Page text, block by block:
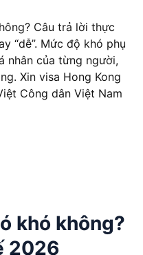
Câu trả lời thực
“dễ”. Mức độ khó phụ
nhân của từng người,
Xin visa Hong Kong
Công dân Việt Nam
khó không?
2026